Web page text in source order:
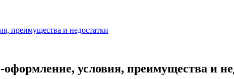
преимущества и недостатки
условия, преимущества и